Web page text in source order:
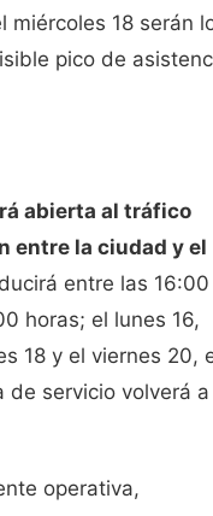
miércoles 18 serán
pico de
abierta al tráfico
entre la ciudad y el
entre las
horas; el lunes 16,
18 y el viernes 20,
de servicio volverá a
operativa,